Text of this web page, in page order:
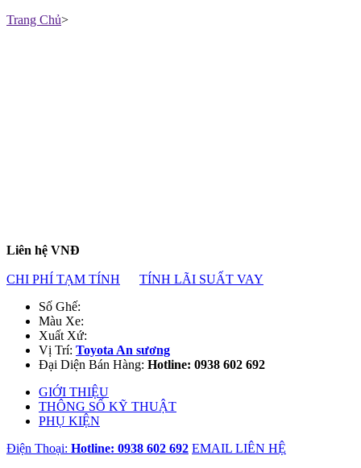
Trang Chủ>
Liên hệ VNĐ
CHI PHÍ TẠM TÍNH
TÍNH LÃI SUẤT VAY
Số Ghế:
Màu Xe:
Xuất Xứ:
Vị Trí: Toyota An sương
Đại Diện Bán Hàng: Hotline: 0938 602 692
GIỚI THIỆU
THÔNG SỐ KỸ THUẬT
PHỤ KIỆN
Điện Thoại: Hotline: 0938 602 692 EMAIL LIÊN HỆ